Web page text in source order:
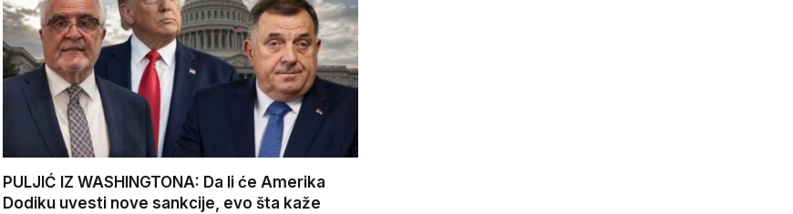
PULJIĆ IZ WASHINGTONA: Da li će Amerika
Dodiku uvesti nove sankcije, evo šta kaže